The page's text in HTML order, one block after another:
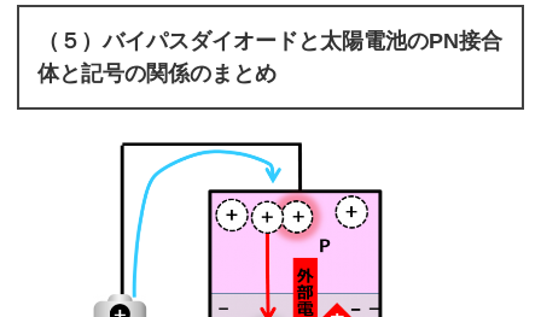
（５）バイパスダイオードと太陽電池のPN接合
体と記号の関係のまとめ